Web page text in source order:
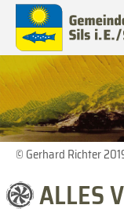
© Gerhard Richter
ALLES